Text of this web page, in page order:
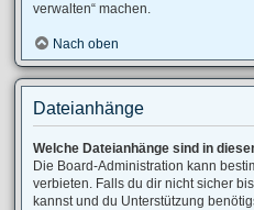
verwalten“ machen.
Nach oben
Dateianhänge
Welche Dateianhänge sind in
Die Board-Administration kann
verbieten. Falls du dir nicht sicher
kannst und du Unterstützung